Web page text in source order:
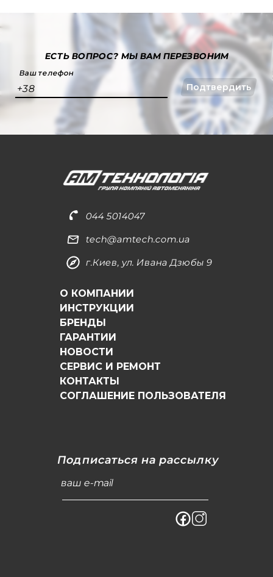
ЕСТЬ ВОПРОС?МЫ ВАМ ПЕРЕЗВОНИМ
Ваш телефон
+38 Подтвердить
044 5014047
tech@amtech.com.ua
г.Киев, ул. Ивана Дзюбы 9
О КОМПАНИИ
ИНСТРУКЦИИ
БРЕНДЫ
ГАРАНТИИ
НОВОСТИ
СЕРВИС И РЕМОНТ
КОНТАКТЫ
СОГЛАШЕНИЕ ПОЛЬЗОВАТЕЛЯ
Подписаться на рассылку
ваш e-mail